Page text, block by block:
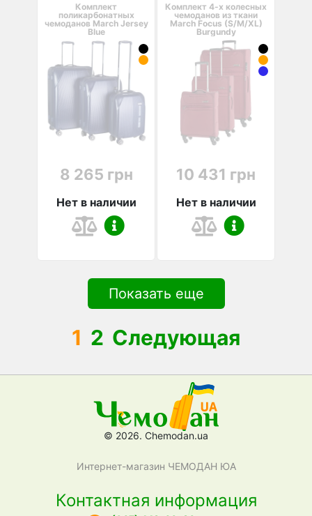
Комплект
поликарбонатных
чемоданов March Jersey
Blue
8 265 грн
Нет в наличии
Комплект 4-х колесных
чемоданов из ткани
March Focus (S/M/XL)
Burgundy
10 431 грн
Нет в наличии
Показать еще
1 2 Следующая
© 2026. Chemodan.ua
Интернет-магазин ЧЕМОДАН ЮА
Контактная информация